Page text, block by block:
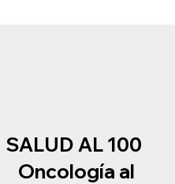
SALUD AL 100
Oncología al